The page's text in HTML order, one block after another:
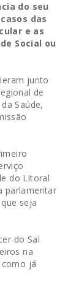
do seu
das
e as
Social ou
junto
de
Saúde,
do Litoral
parlamentar
seja
do Sal
na
já